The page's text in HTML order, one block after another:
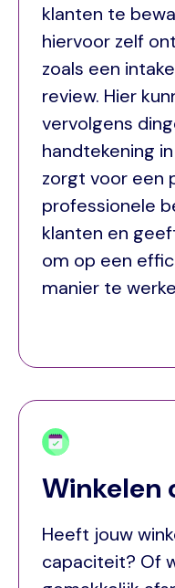
klanten te
hiervoor zelf
zoals een
review. Hier
vervolgens
handtekening
zorgt voor een
professionele
klanten en
om op een
manier te
Winkelen
Heeft jouw
capaciteit? Of